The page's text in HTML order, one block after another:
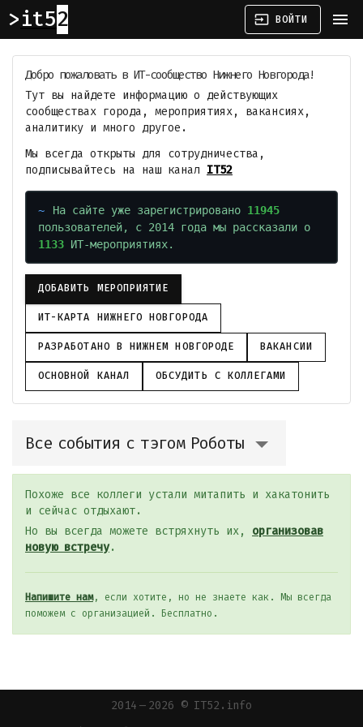
it52 input ВОЙТИ menu
Добро пожаловать в ИТ-сообщество Нижнего Новгорода!
Тут вы найдете информацию о действующих
сообществах города, мероприятиях, вакансиях,
аналитику и много другое.
Мы всегда открыты для сотрудничества,
подписывайтесь на наш канал IT52
На сайте уже зарегистрировано 11945
пользователей, с 2014 года мы рассказали о
1133 ИТ-мероприятиях.
ДОБАВИТЬ МЕРОПРИЯТИЕ
ИТ-КАРТА НИЖНЕГО НОВГОРОДА
РАЗРАБОТАНО В НИЖНЕМ НОВГОРОДЕ ВАКАНСИИ
ОСНОВНОЙ КАНАЛ ОБСУДИТЬ С КОЛЛЕГАМИ
Все события с тэгом Роботы
Похоже все коллеги устали митапить и хакатонить
и сейчас отдыхают.
Но вы всегда можете встряхнуть их, организовав
новую встречу.
Напишите нам, если хотите, но не знаете как. Мы всегда
поможем с организацией. Бесплатно.
2014 — 2026 © IT52.info